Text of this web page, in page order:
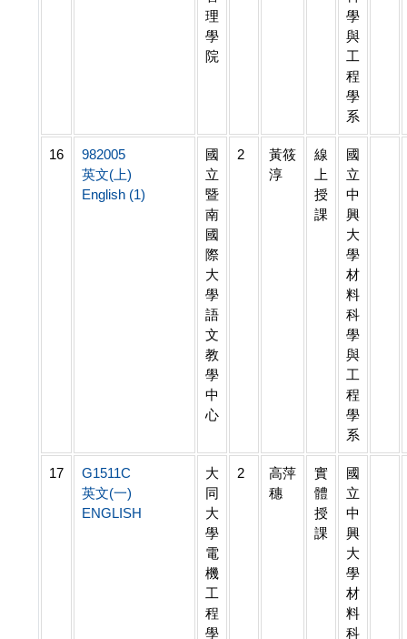
理
學
院
學
與
工
程
學
系
16
982005
英文(上)
English (1)
國
立
暨
南
國
際
大
學
語
文
教
學
中
心
2
黃筱
淳
線
上
授
課
國
立
中
興
大
學
材
料
科
學
與
工
程
學
系
17
G1511C
英文(一)
ENGLISH
大
同
大
學
電
機
工
程
學
2
高萍
穗
實
體
授
課
國
立
中
興
大
學
材
料
科